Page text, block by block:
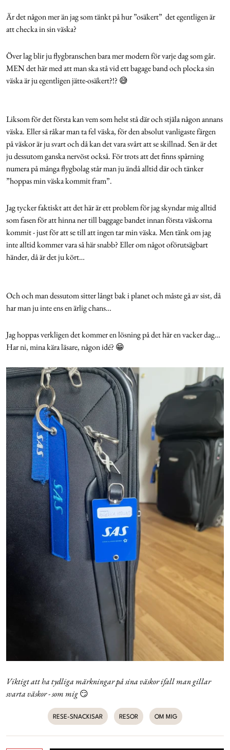
Är det någon mer än jag som tänkt på hur ”osäkert” det egentligen är
att checka in sin väska?
Över lag blir ju flygbranschen bara mer modern för varje dag som går.
MEN det här med att man ska stå vid ett bagage band och plocka sin
väska är ju egentligen jätte-osäkert?!? 😅
Liksom för det första kan vem som helst stå där och stjäla någon annans
väska. Eller så råkar man ta fel väska, för den absolut vanligaste färgen
på väskor är ju svart och då kan det vara svårt att se skillnad. Sen är det
ju dessutom ganska nervöst också. För trots att det finns spårning
numera på många flygbolag står man ju ändå alltid där och tänker
”hoppas min väska kommit fram”.
Jag tycker faktiskt att det här är ett problem för jag skyndar mig alltid
som fasen för att hinna ner till baggage bandet innan första väskorna
kommit - just för att se till att ingen tar min väska. Men tänk om jag
inte alltid kommer vara så här snabb? Eller om något oförutsägbart
händer, då är det ju kört…
Och och man dessutom sitter långt bak i planet och måste gå av sist, då
har man ju inte ens en ärlig chans…
Jag hoppas verkligen det kommer en lösning på det här en vacker dag…
Har ni, mina kära läsare, någon idé? 😁
Viktigt att ha tydliga märkningar på sina väskor ifall man gillar
svarta väskor - som mig😏
RESE-SNACKISAR RESOR OM MIG